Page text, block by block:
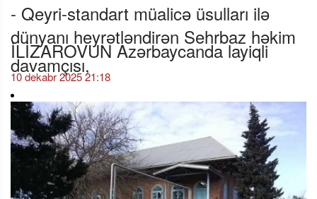
- Qeyri-standart müalicə üsulları ilə
dünyanı heyrətləndirən Sehrbaz həkim
İLİZAROVUN Azərbaycanda layiqli
davamçısı,
10 dekabr 2025 21:18